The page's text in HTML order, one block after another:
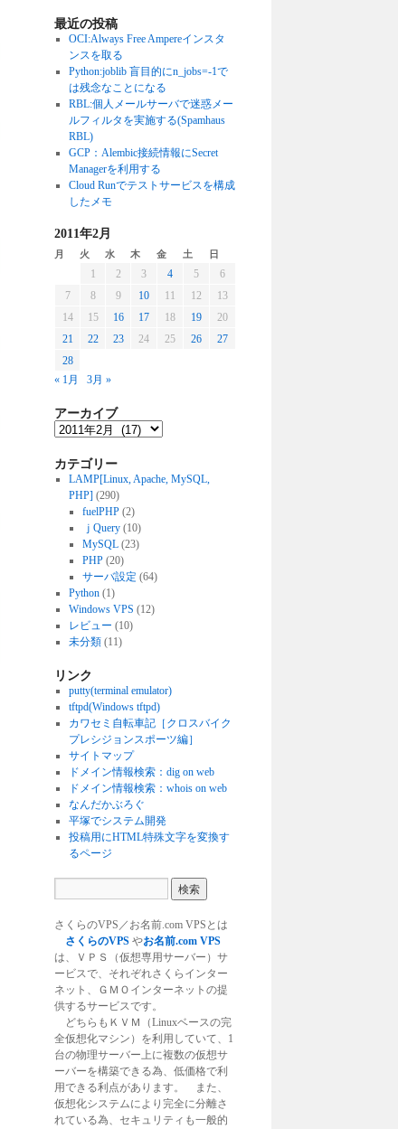
最近の投稿
OCI:Always Free Ampereインスタ
ンスを取る
Python:joblib 盲目的にn_jobs=-1で
は残念なことになる
RBL:個人メールサーバで迷惑メー
ルフィルタを実施する(Spamhaus
RBL)
GCP：Alembic接続情報にSecret
Managerを利用する
Cloud Runでテストサービスを構成
したメモ
2011年2月
月 火 水 木 金 土 日
1 2 3 4 5
6
7
8 9 10 11 12
13
14
15 16 17 18 19
20
21
22 23 24 25 26
27
28
« 1月
3月 »
アーカイブ
カテゴリー
LAMP[Linux, Apache, MySQL,
PHP] (290)
fuelPHP (2)
ｊQuery (10)
MySQL (23)
PHP (20)
サーバ設定 (64)
Python(1)
Windows VPS (12)
レビュー (10)
未分類(11)
リンク
putty(terminal emulator)
tftpd(Windows tftpd)
カワセミ自転車記［クロスバイク
プレシジョンスポーツ編］
サイトマップ
ドメイン情報検索：dig on web
ドメイン情報検索：whois on web
なんだかぶろぐ
平塚でシステム開発
投稿用にHTML特殊文字を変換す
るページ
さくらのVPS／お名前.com VPSとは
さくらのVPS やお名前.com VPS
は、ＶＰＳ（仮想専用サーバー）サ
ービスで、それぞれさくらインター
ネット、ＧＭＯインターネットの提
供するサービスです。
どちらもＫＶＭ（Linuxベースの完
全仮想化マシン）を利用していて、1
台の物理サーバー上に複数の仮想サ
ーバーを構築できる為、低価格で利
用できる利点があります。 また、
仮想化システムにより完全に分離さ
れている為、セキュリティも一般的